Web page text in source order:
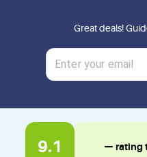
9.1 — rating
Great deals!